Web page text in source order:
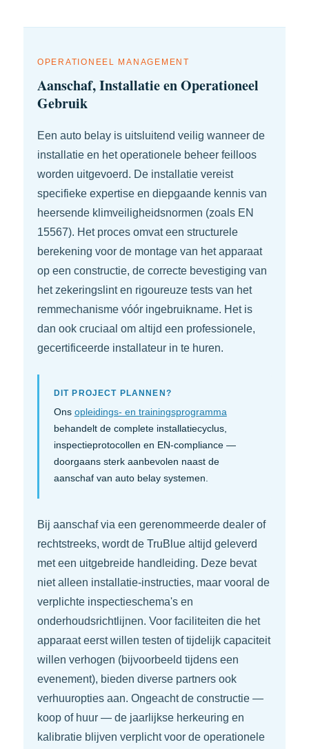
OPERATIONEEL MANAGEMENT
Aanschaf, Installatie en Operationeel
Gebruik
Een auto belay is uitsluitend veilig wanneer de
installatie en het operationele beheer feilloos
worden uitgevoerd. De installatie vereist
specifieke expertise en diepgaande kennis van
heersende klimveiligheidsnormen (zoals EN
15567). Het proces omvat een structurele
berekening voor de montage van het apparaat
op een constructie, de correcte bevestiging van
het zekeringslint en rigoureuze tests van het
remmechanisme vóór ingebruikname. Het is
dan ook cruciaal om altijd een professionele,
gecertificeerde installateur in te huren.
DIT PROJECT PLANNEN?
Ons opleidings- en trainingsprogramma
behandelt de complete installatiecyclus,
inspectieprotocollen en EN-compliance —
doorgaans sterk aanbevolen naast de
aanschaf van auto belay systemen.
Bij aanschaf via een gerenommeerde dealer of
rechtstreeks, wordt de TruBlue altijd geleverd
met een uitgebreide handleiding. Deze bevat
niet alleen installatie-instructies, maar vooral de
verplichte inspectieschema's en
onderhoudsrichtlijnen. Voor faciliteiten die het
apparaat eerst willen testen of tijdelijk capaciteit
willen verhogen (bijvoorbeeld tijdens een
evenement), bieden diverse partners ook
verhuuropties aan. Ongeacht de constructie —
koop of huur — de jaarlijkse herkeuring en
kalibratie blijven verplicht voor de operationele